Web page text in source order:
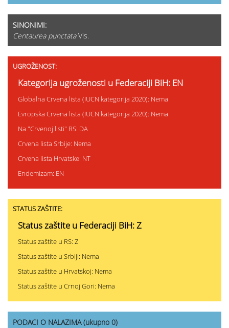
SINONIMI:
Centaurea punctataVis.
UGROŽENOST:
Kategorija ugroženosti u Federaciji BiH: EN
Globalna Crvena lista (IUCN kategorija 2020): Nema
Evropska Crvena lista (IUCN kategorija 2020): Nema
Na "Crvenoj listi" RS: DA
Crvena lista Srbije: Nema
Crvena lista Hrvatske: NT
Endemizam: EN
STATUS ZAŠTITE:
Status zaštite u Federaciji BiH: Z
Status zaštite u RS: Z
Status zaštite u Srbiji: Nema
Status zaštite u Hrvatskoj: Nema
Status zaštite u Crnoj Gori: Nema
PODACI O NALAZIMA (ukupno 0)